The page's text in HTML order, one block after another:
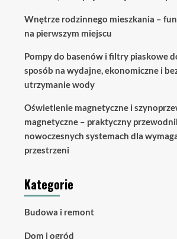
Wnętrze rodzinnego mieszkania –
na pierwszym miejscu
Pompy do basenów i filtry piaskowe
sposób na wydajne, ekonomiczne i
utrzymanie wody
Oświetlenie magnetyczne i
magnetyczne – praktyczny
nowoczesnych systemach dla
przestrzeni
Kategorie
Budowa i remont
Dom i ogród